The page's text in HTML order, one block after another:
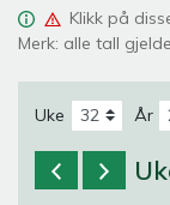
Klikk på
Merk: alle tall
Uke År